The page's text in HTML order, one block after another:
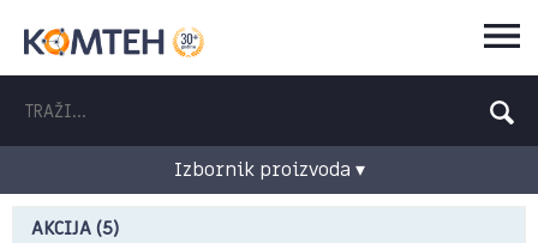
Izbornik proizvoda ▾
AKCIJA (5)